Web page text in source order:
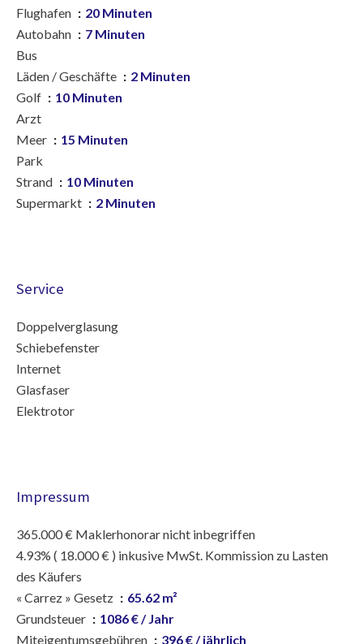
Flughafen
20 Minuten
Autobahn
7 Minuten
Bus
Läden / Geschäfte
2 Minuten
Golf
10 Minuten
Arzt
Meer
15 Minuten
Park
Strand
10 Minuten
Supermarkt
2 Minuten
Service
Doppelverglasung
Schiebefenster
Internet
Glasfaser
Elektrotor
Impressum
365.000 € Maklerhonorar nicht inbegriffen
4.93% ( 18.000 € ) inkusive MwSt. Kommission zu Lasten
des Käufers
« Carrez » Gesetz
65.62 m²
Grundsteuer
1086 € / Jahr
Miteigentumsgebühren
396 € / jährlich